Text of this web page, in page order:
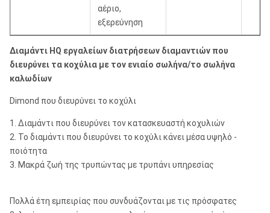
αέριο,
εξερεύνηση
Διαμάντι HQ εργαλείων διατρήσεων διαμαντιών που
διευρύνει τα κοχύλια με τον ενιαίο σωλήνα/το σωλήνα
καλωδίων
Dimond που διευρύνει το κοχύλι
1. Διαμάντι που διευρύνει τον κατασκευαστή κοχυλιών
2. Το διαμάντι που διευρύνει το κοχύλι κάνει μέσα υψηλό -
ποιότητα
3. Μακρά ζωή της τρυπώντας με τρυπάνι υπηρεσίας
Πολλά έτη εμπειρίας που συνδυάζονται με τις πρόσφατες